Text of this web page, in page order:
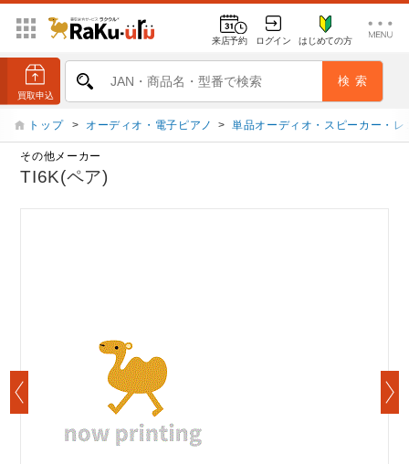
来店予約 ログイン はじめての方
トップ > オーディオ・電子ピアノ > 単品オーディオ・スピーカー・レ
その他メーカー
TI6K(ペア)